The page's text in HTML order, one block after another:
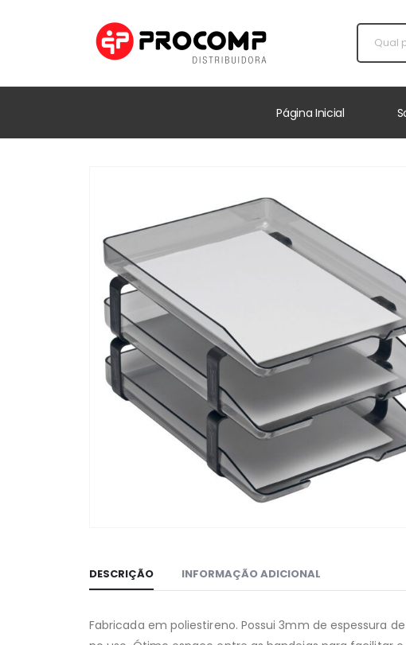
Página Inicial
DESCRIÇÃO INFORMAÇÃO ADICIONAL
Fabricada em poliestireno. Possui 3mm de espessura